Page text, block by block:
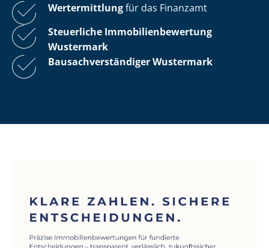
Wertermittlungfür das Finanzamt
Steuerliche Im­mo­bi­li­en­be­wer­tung
Wustermark
Bau­sach­ver­stän­di­ger Wustermark